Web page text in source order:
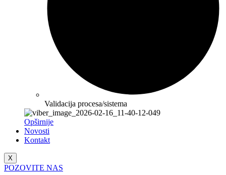
Validacija procesa/sistema
Opširnije
Novosti
Kontakt
X
POZOVITE NAS